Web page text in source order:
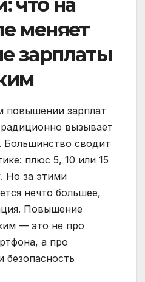
что на
меняет
зарплаты
повышении зарплат
вызывает
Большинство сводит
плюс 5, 10 или 15
Но за этими
нечто большее,
Повышение
— это не про
а про